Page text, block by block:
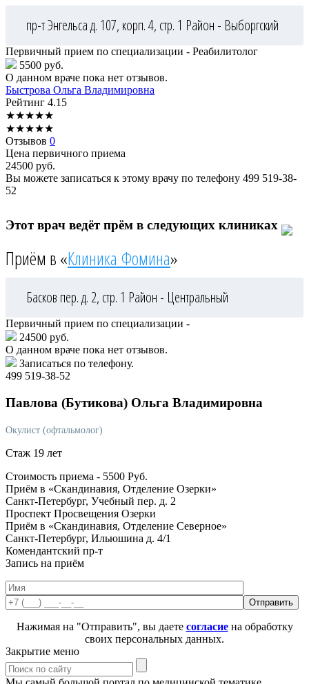
пр-т Энгельса д. 107, корп. 4, стр. 1 Район - Выборгский
Первичный прием по специализации - Реабилитолог
5500 руб.
О данном враче пока нет отзывов.
Быстрова Ольга Владимировна
Рейтинг 4.15
★★★★★
★★★★★
Отзывов 0
Цена первичного приема
24500 руб.
Вы можете записаться к этому врачу по телефону 499 519-38-
52
Этот врач ведёт прём в следующих клиниках
Приём в «Клиника Фомина»
Басков пер. д. 2, стр. 1 Район - Центральный
Первичный прием по специализации -
24500 руб.
О данном враче пока нет отзывов.
Записаться по телефону.
499 519-38-52
Павлова (Бутикова) Ольга Владимировна
Окулист (офтальмолог)
Стаж 19 лет
Стоимость приема - 5500 Руб.
Приём в «Скандинавия, Отделение Озерки»
Санкт-Петербург, Учебный пер. д. 2
Проспект Просвещения Озерки
Приём в «Скандинавия, Отделение Северное»
Санкт-Петербург, Ильюшина д. 4/1
Комендантский пр-т
Запись на приём
Нажимая на "Отправить", вы даете согласиена обработку
своих персональных данных.
Закрытие меню